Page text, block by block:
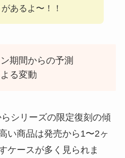
あるよ〜！！
期間からの予測
る変動
シリーズの限定復刻の傾
い商品は発売から1〜2ヶ
ケースが多く見られま